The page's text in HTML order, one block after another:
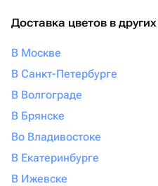
Доставка цветов в
В Москве
В Санкт-Петербурге
В Волгограде
В Брянске
Во Владивостоке
В Екатеринбурге
В Ижевске